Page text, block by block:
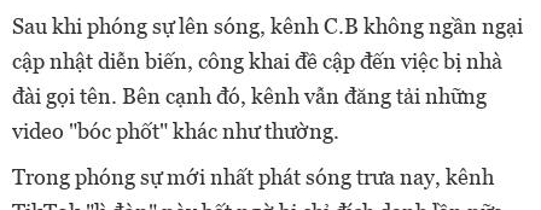
Sau khi phóng sự lên sóng, kênh C.B không ngần ngại
cập nhật diễn biến, công khai đề cập đến việc bị nhà
đài gọi tên. Bên cạnh đó, kênh vẫn đăng tải những
video "bóc phốt" khác như thường.
Trong phóng sự mới nhất phát sóng trưa nay, kênh